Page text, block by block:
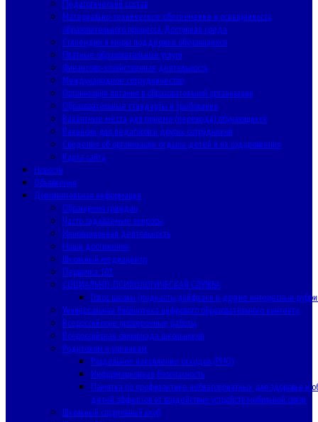
Педагогический состав
Материально-техническое обеспечение и оснащенность
образовательного процесса. Доступная среда
Стипендии и меры поддержки обучающихся
Платные образовательные услуги
Финансово-хозяйственная деятельность
Международное сотрудничество
Организация питания в образовательной организации
Образовательные стандарты и требования
Вакантные места для приема (перевода) обучающихся
Вакансии для педагогов и других сотрудников
Сведения об организации отдыха детей и их оздоровления
Карта сайта
Новости
Объявления
Дополнительная информация
Обращения граждан
Часто задаваемые вопросы
Инновационная деятельность
Наши достижения
Школьный медиацентр
Первичка 101
СОЦИАЛЬНО-ПСИХОЛОГИЧЕСКАЯ СЛУЖБА
Голос школы (подкасты, лайфхаки и другие интересные
Универсальная библиотека цифрового образовательного контента
Всероссийские проверочные работы
Всероссийская олимпиада школьников
Родителям и ученикам
Раздельное накопление отходов (РНО)
Информационная безопасность
Памятка по профилактике неблагоприятных для здоровья и
детей эффектов от воздействия устройств мобильной связи
Школьный спортивный клуб